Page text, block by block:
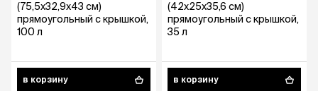
(75,5х32,9х43 см)
прямоугольный с крышкой,
100 л
в корзину
(42x25x35,6 см)
прямоугольный с крышкой,
35 л
в корзину